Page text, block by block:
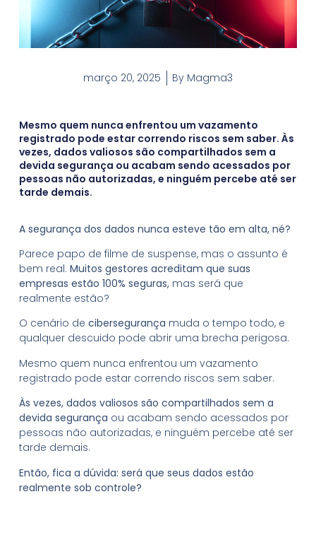
março 20, 2025 By Magma3
Mesmo quem nunca enfrentou um vazamento
registrado pode estar correndo riscos sem saber. Às
vezes, dados valiosos são compartilhados sem a
devida segurança ou acabam sendo acessados por
pessoas não autorizadas, e ninguém percebe até ser
tarde demais.
A segurança dos dados nunca esteve tão em alta, né?
Parece papo de filme de suspense, mas o assunto é
bem real. Muitos gestores acreditam que suas
empresas estão 100% seguras,mas será que
realmente estão?
O cenário de cibersegurança muda o tempo todo, e
qualquer descuido pode abrir uma brecha perigosa.
Mesmo quem nunca enfrentou um vazamento
registrado pode estar correndo riscos sem saber.
Às vezes, dados valiosos são compartilhados sem a
devida segurança ou acabam sendo acessados por
pessoas não autorizadas, e ninguém percebe até ser
tarde demais.
Então, fica a dúvida: será que seus dados estão
realmente sob controle?